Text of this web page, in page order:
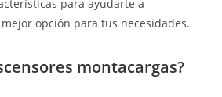
para ayudarte a
opción para tus necesidades.
montacargas?